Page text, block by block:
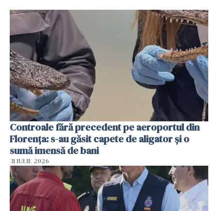
Controale fără precedent pe aeroportul din
Florența: s-au găsit capete de aligator și o
sumă imensă de bani
31 IULIE 2026